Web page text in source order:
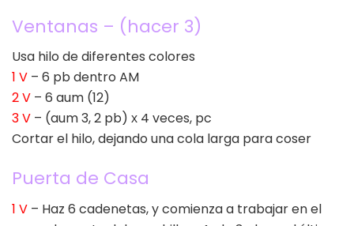
Ventanas – (hacer 3)
Usa hilo de diferentes colores
1 V – 6 pb dentro AM
2 V – 6 aum (12)
3 V – (aum 3, 2 pb) х 4 veces, pc
Cortar el hilo, dejando una cola larga para coser
Puerta de Casa
1 V – Haz 6 cadenetas, y comienza a trabajar en el